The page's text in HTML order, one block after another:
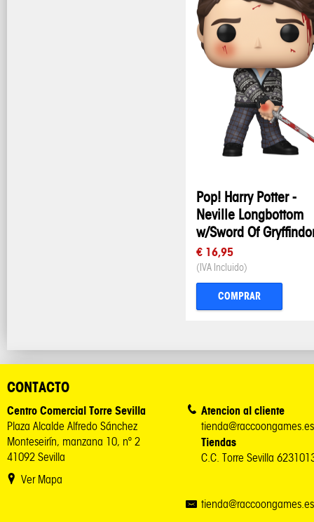
Pop! Harry Potter -
Neville Longbottom
w/Sword Of
€ 16,95
(IVA Incluido)
COMPRAR
CONTACTO
Centro Comercial Torre Sevilla
Plaza Alcalde Alfredo Sánchez
Monteseirín, manzana 10, nº 2
41092 Sevilla
Ver Mapa
Atencion al cliente
tienda@raccoongames.es
Tiendas
C.C. Torre Sevilla
tienda@raccoongames.es